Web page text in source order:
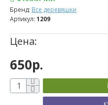
для
дерева-
Цена:
650р.
Бренд: Все деревяшки
Артикул: 1209